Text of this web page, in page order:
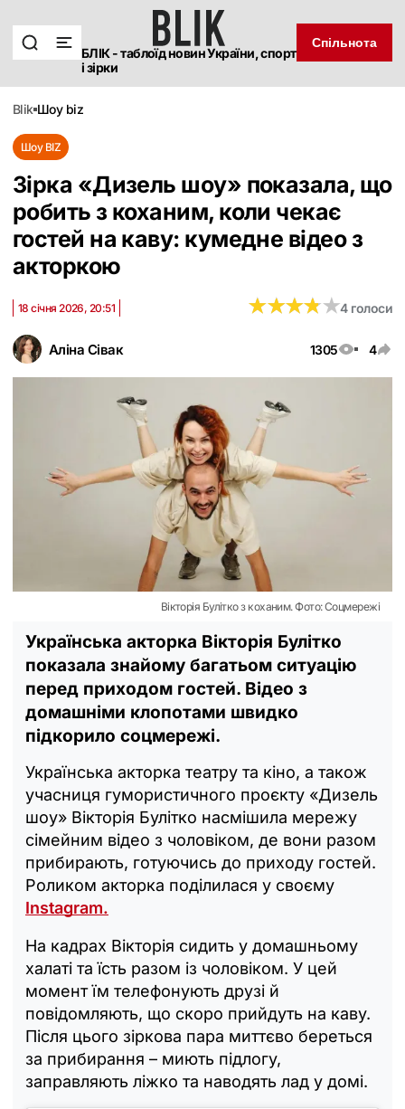
БЛІК - таблоїд новин України, спорт
і зірки
Спільнота
blik шоу biz
Шоу BIZ
Зірка «Дизель шоу» показала, що
робить з коханим, коли чекає
гостей на каву: кумедне відео з
акторкою
Аліна Сівак 1305 4
18 січня 2026, 20:51 ★★★★★
★★★★★4 голоси
Вікторія Булітко з коханим. Фото: Соцмережі
Українська акторка Вікторія Булітко
показала знайому багатьом ситуацію
перед приходом гостей. Відео з
домашніми клопотами швидко
підкорило соцмережі.
Українська акторка театру та кіно, а також
учасниця гумористичного проєкту «Дизель
шоу» Вікторія Булітко насмішила мережу
сімейним відео з чоловіком, де вони разом
прибирають, готуючись до приходу гостей.
Роликом акторка поділилася у своєму
Instagram.
На кадрах Вікторія сидить у домашньому
халаті та їсть разом із чоловіком. У цей
момент їм телефонують друзі й
повідомляють, що скоро прийдуть на каву.
Після цього зіркова пара миттєво береться
за прибирання – миють підлогу,
заправляють ліжко та наводять лад у домі.